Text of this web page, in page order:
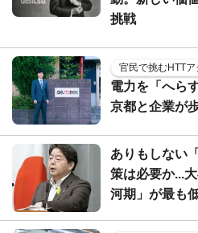
挑戦
官民で挑むHTTア
電力を「へら
京都と企業が
ありもしない
策は必要か...
河期」が最も